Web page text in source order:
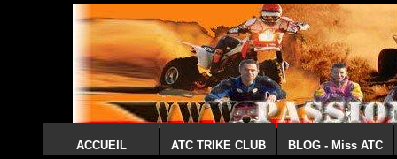
ACCUEIL ATC TRIKE CLUB
BLOG - Miss ATC